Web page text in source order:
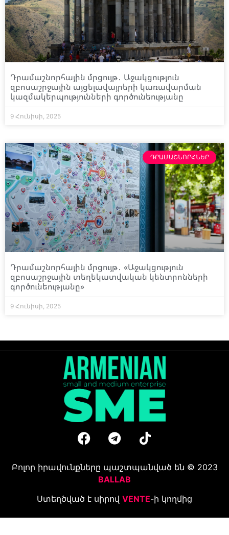
Դրամաշնորհային մրցույթ․ Աջակցություն
զբոսաշրջային այցելավայրերի կառավարման
կազմակերպությունների գործունեությանը
9 Հունիսի, 2025
ԴՐԱՄԱՇՆՈՐՀՆԵՐ
Դրամաշնորհային մրցույթ․ «Աջակցություն
զբոսաշրջային տեղեկատվական կենտրոնների
գործունեությանը»
9 Հունիսի, 2025
Բոլոր իրավունքները պաշտպանված են © 2023
BALLAB
Ստեղծված է սիրով VENTE-ի կողմից